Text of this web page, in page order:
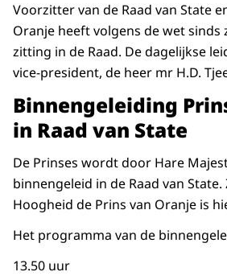
Voorzitter van de Raad van State
Oranje heeft volgens de wet sinds
zitting in de Raad. De dagelijkse
vice-president, de heer mr H.D.
Binnengeleiding
in Raad van State
De Prinses wordt door Hare
binnengeleid in de Raad van
Hoogheid de Prins van Oranje is
Het programma van de
13.50 uur